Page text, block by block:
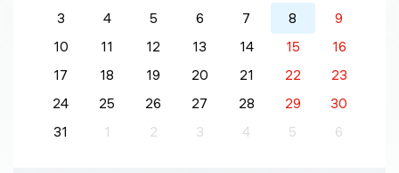
3
4 5 6 7 8
9
10
11 12 13 14 15
16
17
18 19 20 21 22
23
24
25 26 27 28 29
30
31
1 2 3 4 5 6